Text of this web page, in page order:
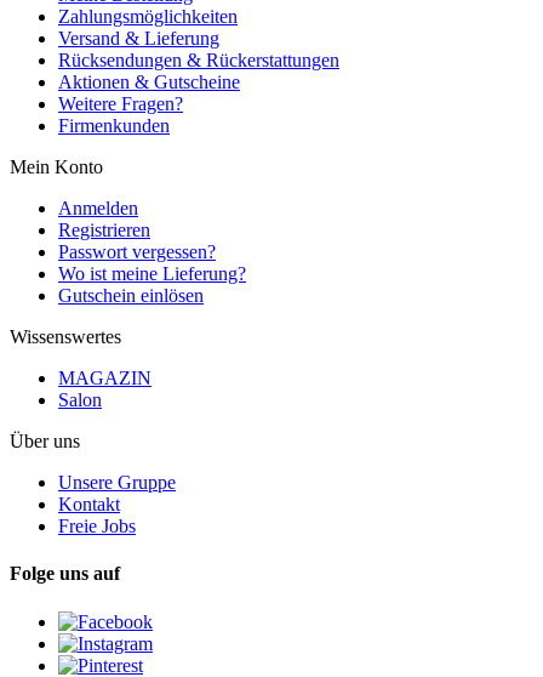
Zahlungsmöglichkeiten
Versand & Lieferung
Rücksendungen & Rückerstattungen
Aktionen & Gutscheine
Weitere Fragen?
Firmenkunden
Mein Konto
Anmelden
Registrieren
Passwort vergessen?
Wo ist meine Lieferung?
Gutschein einlösen
Wissenswertes
MAGAZIN
Salon
Über uns
Unsere Gruppe
Kontakt
Freie Jobs
Folge uns auf